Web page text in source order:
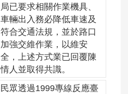
局已要求相關作業機具、
車輛出入務必降低車速及
符合交通法規，並於路口
加強交維作業，以維安
全，上述方式業已回覆陳
情人並取得共識。
民眾透過1999專線反應臺